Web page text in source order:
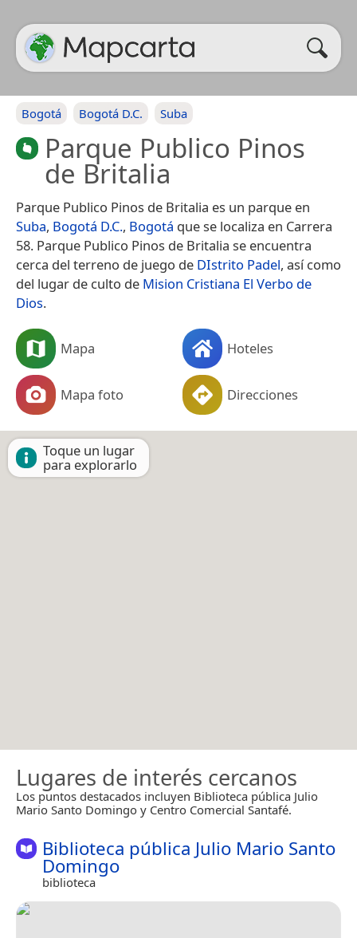
Bogotá Bogotá D.C. Suba
Parque Publico Pinos
de Britalia
Parque Publico Pinos de Britalia es un parque en
Suba, Bogotá D.C., Bogotá que se localiza en Carrera
58. Parque Publico Pinos de Britalia se encuentra
cerca del terreno de juego de DIstrito Padel, así como
del lugar de culto de Mision Cristiana El Verbo de
Dios.
Mapa Hoteles
Mapa foto Direcciones
Toque un lugar
para explorarlo
Lugares de interés cercanos
Los puntos destacados incluyen Biblioteca pública Julio
Mario Santo Domingo y Centro Comercial Santafé.
Biblioteca pública Julio Mario Santo
Domingo
biblioteca